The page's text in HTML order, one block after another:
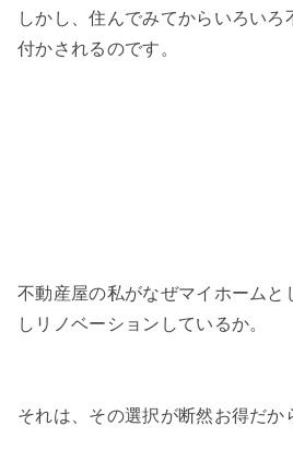
しかし、住んでみてからいろい
付かされるのです。
不動産屋の私がなぜマイホームと
しリノベーションしているか。
それは、その選択が断然お得だか